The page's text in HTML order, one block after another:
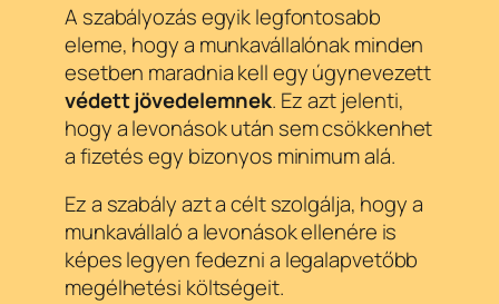
A szabályozás egyik legfontosabb
eleme, hogy a munkavállalónak minden
esetben maradnia kell egy úgynevezett
védett jövedelemnek. Ez azt jelenti,
hogy a levonások után sem csökkenhet
a fizetés egy bizonyos minimum alá.
Ez a szabály azt a célt szolgálja, hogy a
munkavállaló a levonások ellenére is
képes legyen fedezni a legalapvetőbb
megélhetési költségeit.